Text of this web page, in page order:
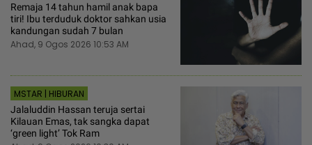
Remaja 14 tahun hamil anak bapa
tiri! Ibu terduduk doktor sahkan usia
kandungan sudah 7 bulan
Ahad, 9 Ogos 2026 10:53 AM
MSTAR | HIBURAN
Jalaluddin Hassan teruja sertai
Kilauan Emas, tak sangka dapat
‘green light’ Tok Ram